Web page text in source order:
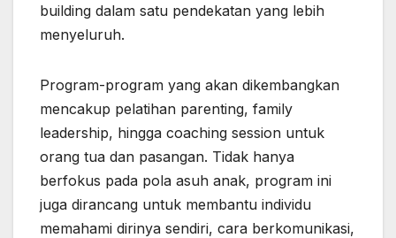
building dalam satu pendekatan yang lebih
menyeluruh.
Program-program yang akan dikembangkan
mencakup pelatihan parenting, family
leadership, hingga coaching session untuk
orang tua dan pasangan. Tidak hanya
berfokus pada pola asuh anak, program ini
juga dirancang untuk membantu individu
memahami dirinya sendiri, cara berkomunikasi,